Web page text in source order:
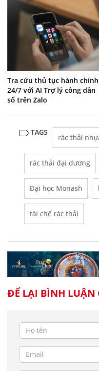
Tra cứu thủ tục hành chính
24/7 với AI Trợ lý công dân
số trên Zalo
TAGS
rác thải
rác thải đại dương
Đại học Monash
tái chế rác thải
ĐỂ LẠI BÌNH LUẬN